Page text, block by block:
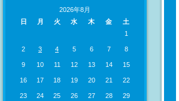
2026年8月
日
月 火 水 木 金
土
1
2 3 4 5 6 7 8
9 10 11 12 13 14 15
16 17 18 19 20 21 22
23 24 25 26 27 28 29